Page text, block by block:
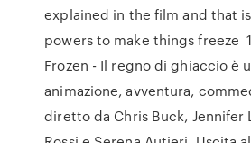
explained in the film and that
powers to make things freeze
Frozen - Il regno di ghiaccio è
animazione, avventura,
diretto da Chris Buck, Jennifer